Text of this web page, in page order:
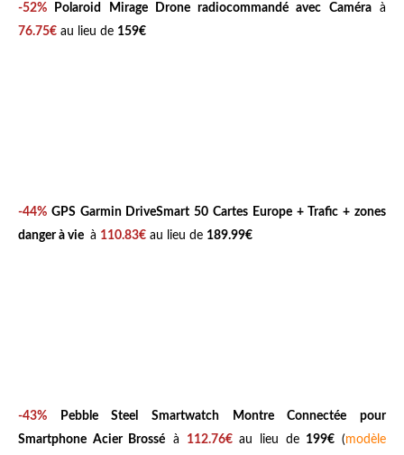
-52% Polaroid Mirage Drone radiocommandé avec Caméraà
76.75€ au lieu de 159€
-44% GPS Garmin DriveSmart 50 Cartes Europe + Trafic + zones
danger à vie à 110.83€ au lieu de 189.99€
-43%
Pebble Steel Smartwatch Montre Connectée pour
Smartphone Acier Brossé
à 112.76€au lieu de 199€ (modèle